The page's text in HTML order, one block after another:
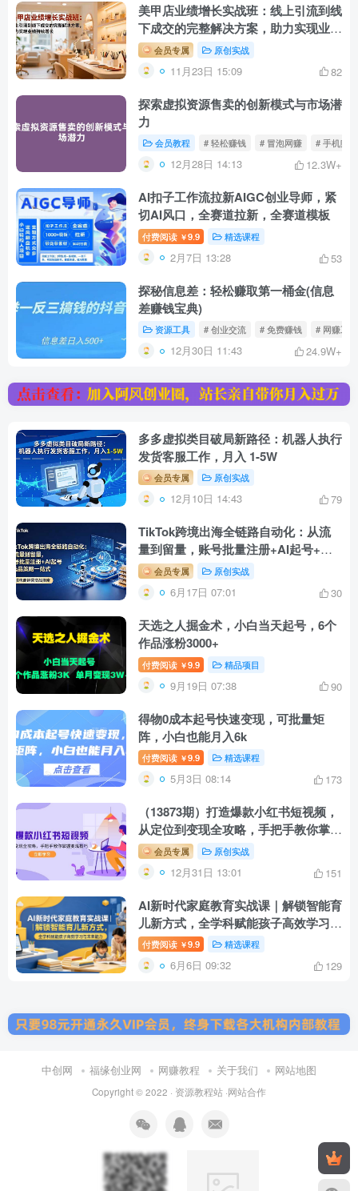
美甲店业绩增长实战班：线上引流到线
下成交的完整解决方案，助力实现业绩
持续增长
会员专属 原创实战
11月23日 15:09 82
探索虚拟资源售卖的创新模式与市场潜
力
会员教程 # 轻松赚钱 # 冒泡网赚 # 手机赚
12月28日 14:13 12.3W+
AI扣子工作流拉新AIGC创业导师，紧
切AI风口，全赛道拉新，全赛道模板
付费阅读 ￥9.9 精选课程
2月7日 13:28 53
探秘信息差：轻松赚取第一桶金(信息
差赚钱宝典)
资源工具 # 创业交流 # 免费赚钱 # 网赚工具
12月30日 11:43 24.9W+
多多虚拟类目破局新路径：机器人执行
发货客服工作，月入 1-5W
会员专属 原创实战
12月10日 14:43 79
TikTok跨境出海全链路自动化：从流
量到留量，账号批量注册+AI起号+选
品策略一站式
会员专属 原创实战
6月17日 07:01 30
天选之人掘金术，小白当天起号，6个
作品涨粉3000+
付费阅读 ￥9.9 精品项目
9月19日 07:38 90
得物0成本起号快速变现，可批量矩
阵，小白也能月入6k
付费阅读 ￥9.9 精选课程
5月3日 08:14 173
（13873期）打造爆款小红书短视频，
从定位到变现全攻略，手把手教你掌握
变现技巧
会员专属 原创实战
12月31日 13:01 151
AI新时代家庭教育实战课｜解锁智能育
儿新方式，全学科赋能孩子高效学习与
未来能力
付费阅读 ￥9.9 精选课程
6月6日 09:32 129
中创网 福缘创业网 网赚教程 关于我们 网站地图
Copyright © 2022 · 资源教程站 ·网站合作